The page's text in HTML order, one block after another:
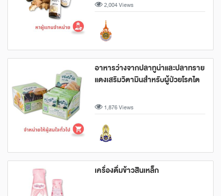
2,004 Views
อาหารว่างจากปลาทูน่าและปลาทราย
แดงเสริมวิตามินสำหรับผู้ป่วยโรคไต
1,876 Views
เครื่องดื่มข้าวสินเหล็ก